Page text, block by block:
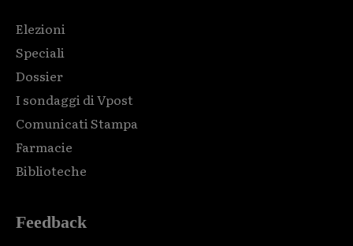
Elezioni
Speciali
Dossier
I sondaggi di Vpost
Comunicati Stampa
Farmacie
Biblioteche
Feedback